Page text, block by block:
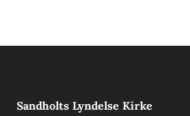
Sandholts Lyndelse Kirke